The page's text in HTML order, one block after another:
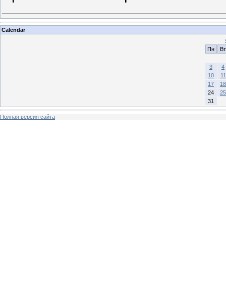
Calendar
Пн
Вт
3
4
10
11
17
18
24
25
31
Полная версия сайта